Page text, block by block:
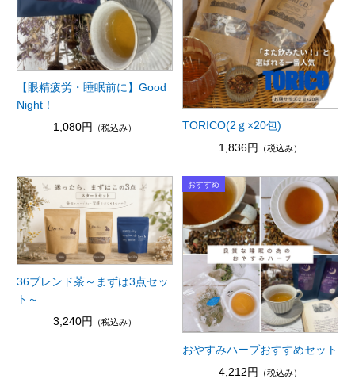
【眼精疲労・睡眠前に】Good
Night！
1,080円 （税込み）
TORICO(2ｇ×20包)
1,836円
（税込み）
36ブレンド茶～まずは3点セッ
ト～
3,240円
（税込み）
おやすみハーブおすすめセット
4,212円
（税込み）